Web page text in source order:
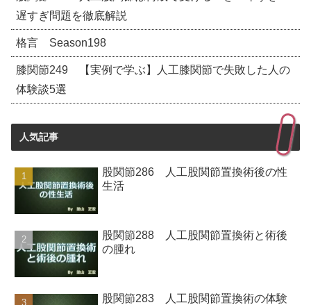
遅すぎ問題を徹底解説
格言 Season198
膝関節249 【実例で学ぶ】人工膝関節で失敗した人の
体験談5選
人気記事
股関節286 人工股関節置換術後の性
生活
股関節288 人工股関節置換術と術後
の腫れ
股関節283 人工股関節置換術の体験